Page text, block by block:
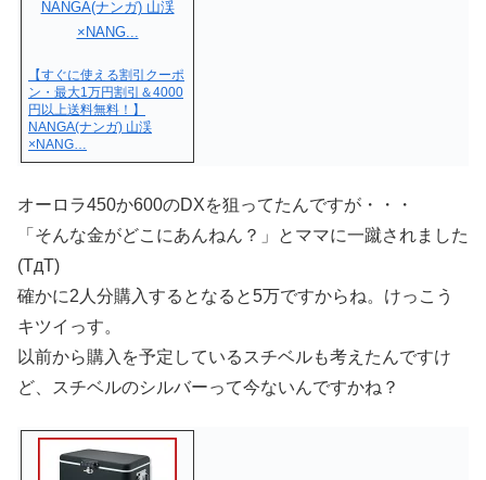
【すぐに使える割引クーポ
ン・最大1万円割引＆4000
円以上送料無料！】
NANGA(ナンガ) 山渓
×NANG…
オーロラ450か600のDXを狙ってたんですが・・・
「そんな金がどこにあんねん？」とママに一蹴されました
(TдT)
確かに2人分購入するとなると5万ですからね。けっこう
キツイっす。
以前から購入を予定しているスチベルも考えたんですけ
ど、スチベルのシルバーって今ないんですかね？